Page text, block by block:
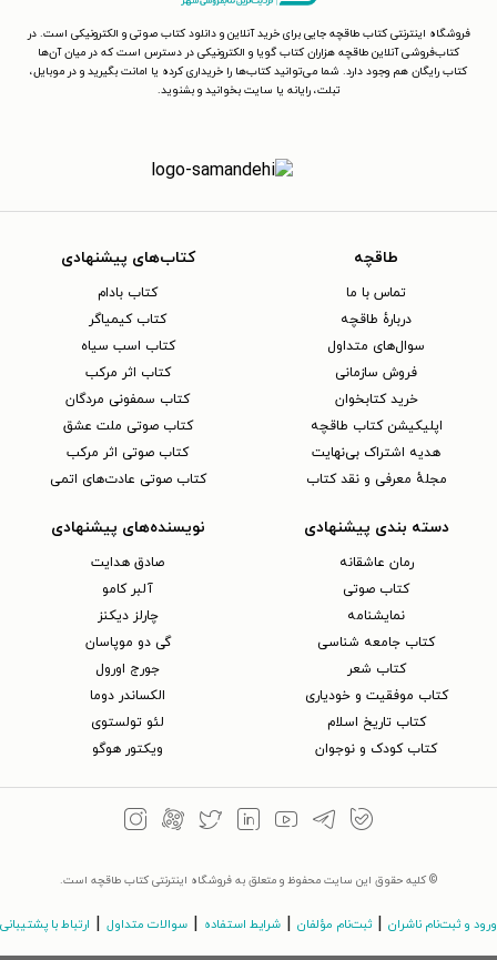
فروشگاه اینترنتی کتاب طاقچه جایی برای خرید آنلاین و دانلود کتاب صوتی و الکترونیکی است. در
کتاب‌فروشی آنلاین طاقچه هزاران کتاب گویا و الکترونیکی در دسترس است که در میان آن‌ها
کتاب رایگان هم وجود دارد. شما می‌توانید کتاب‌ها را خریداری کرده یا امانت بگیرید و در موبایل،
تبلت، رایانه یا سایت بخوانید و بشنوید.
طاقچه
تماس با ما
دربارهٔ طاقچه
سوال‌های متداول
فروش سازمانی
خرید کتابخوان
اپلیکیشن کتاب طاقچه
هدیه اشتراک بی‌نهایت
مجلهٔ معرفی و نقد کتاب
کتاب‌های پیشنهادی
کتاب بادام
کتاب کیمیاگر
کتاب اسب سیاه
کتاب اثر مرکب
کتاب سمفونی مردگان
کتاب صوتی ملت عشق
کتاب صوتی اثر مرکب
کتاب صوتی عادت‌های اتمی
دسته بندی پیشنهادی
رمان عاشقانه
کتاب‌ صوتی
نمایشنامه
کتاب جامعه شناسی
کتاب شعر
کتاب موفقیت و خودیاری
کتاب تاریخ اسلام
کتاب کودک و نوجوان
نویسنده‌های پیشنهادی
صادق هدایت
آلبر کامو
چارلز دیکنز
گی دو موپاسان
جورج اورول
الکساندر دوما
لئو تولستوی
ویکتور هوگو
© کلیه حقوق این سایت محفوظ و متعلق به فروشگاه اینترنتی کتاب طاقچه است.
ورود و ثبت‌نام ناشران ثبت‌نام مؤلفان شرایط استفاده سوالات متداول ارتباط با پشتیبانی